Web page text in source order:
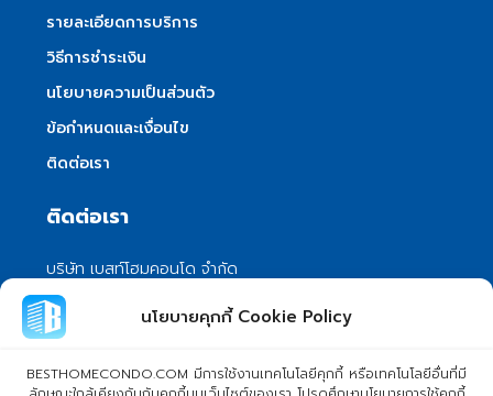
นโยบายคุกกี้ Cookie Policy
BESTHOMECONDO.COM มีการใช้งานเทคโนโลยีคุกกี้ หรือเทคโนโลยีอื่นที่มี
รายละเอียดการบริการ
วิธีการชำระเงิน
นโยบายความเป็นส่วนตัว
ข้อกำหนดและเงื่อนไข
ติดต่อเรา
ติดต่อเรา
บริษัท เบสท์โฮมคอนโด จำกัด
101/399 หมู่ 7 แขวงลําผักชี เขตหนองจอก
กรุงเทพมหานคร 10530
info@besthomecondo.com